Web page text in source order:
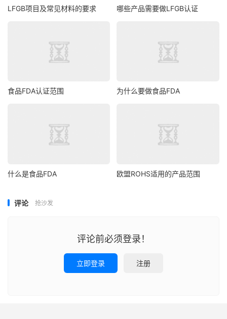
LFGB项目及常见材料的要求 哪些产品需要做LFGB认证
食品FDA认证范围 为什么要做食品FDA
什么是食品FDA 欧盟ROHS适用的产品范围
评论 抢沙发
评论前必须登录！
立即登录 注册